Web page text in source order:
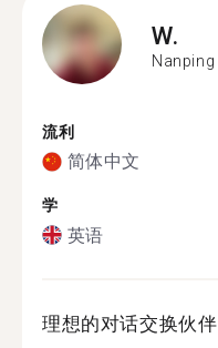
W.
Nanping
流利
简体中文
学
英语
理想的对话交换伙伴